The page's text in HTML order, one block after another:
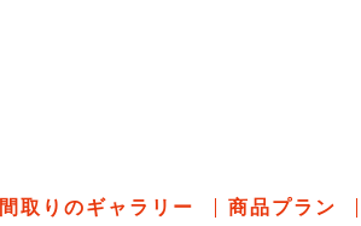
間取りのギャラリー 商品プラン